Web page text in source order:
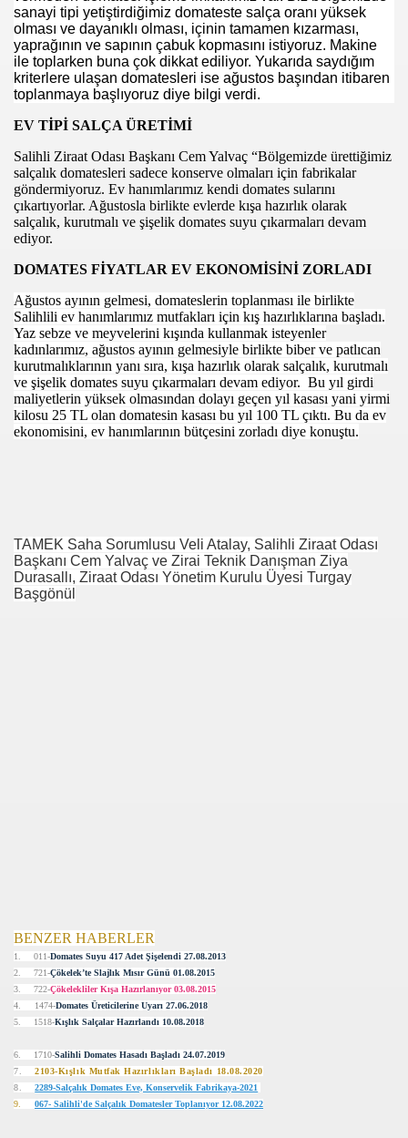
sanayi tipi yetiştirdiğimiz domateste salça oranı yüksek
olması ve dayanıklı olması, içinin tamamen kızarması,
yaprağının ve sapının çabuk kopmasını istiyoruz. Makine
ile toplarken buna çok dikkat ediliyor. Yukarıda saydığım
kriterlere ulaşan domatesleri ise ağustos başından itibaren
toplanmaya başlıyoruz diye bilgi verdi.
EV TİPİ SALÇA ÜRETİMİ
Salihli Ziraat Odası Başkanı Cem Yalvaç “Bölgemizde ürettiğimiz
salçalık domatesleri sadece konserve olmaları için fabrikalar
göndermiyoruz. Ev hanımlarımız kendi domates sularını
çıkartıyorlar. Ağustosla birlikte evlerde kışa hazırlık olarak
salçalık, kurutmalı ve şişelik domates suyu çıkarmaları devam
ediyor.
DOMATES FİYATLAR EV EKONOMİSİNİ ZORLADI
Ağustos ayının gelmesi, domateslerin toplanması ile birlikte
Salihlili ev hanımlarımız mutfakları için kış hazırlıklarına başladı.
Yaz sebze ve meyvelerini kışında kullanmak isteyenler
kadınlarımız, ağustos ayının gelmesiyle birlikte biber ve patlıcan
kurutmalıklarının yanı sıra, kışa hazırlık olarak salçalık, kurutmalı
ve şişelik domates suyu çıkarmaları devam ediyor. Bu yıl girdi
maliyetlerin yüksek olmasından dolayı geçen yıl kasası yani yirmi
kilosu 25 TL olan domatesin kasası bu yıl 100 TL çıktı. Bu da ev
ekonomisini, ev hanımlarının bütçesini zorladı diye konuştu.
TAMEK Saha Sorumlusu Veli Atalay, Salihli Ziraat Odası
Başkanı Cem Yalvaç ve Zirai Teknik Danışman Ziya
Durasallı, Ziraat Odası Yönetim Kurulu Üyesi Turgay
Başgönül
BENZER HABERLER
1. 011-Domates Suyu 417 Adet Şişelendi 27.08.2013
2.
721-Çökelek’te Slajlık Mısır Günü 01.08.2015
3.
722-Çökelekliler Kışa Hazırlanıyor 03.08.2015
4. 1474-Domates Üreticilerine Uyarı 27.06.2018
5.
1518-Kışlık Salçalar Hazırlandı 10.08.2018
6. 1710-Salihli Domates Hasadı Başladı 24.07.2019
7.2103-Kışlık Mutfak Hazırlıkları Başladı 18.08.2020
8.2289-Salçalık Domates Eve, Konservelik Fabrikaya-2021
9. 067- Salihli'de Salçalık Domatesler Toplanıyor 12.08.2022
EL SANATLARI SERGiSi ACTI
ODASI BASKAN ADAYI iBRAHiM YÜKSEL
GÖREViNE BASLADI
ROTTERDAM
MOREL SÖLENi
YU ZiYARET ETTi
ATANAN SAVCIYA ZiYARET
SÜPRİZİ
BAL
OLDU